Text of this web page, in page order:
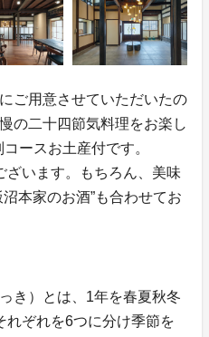
ご用意させていただいたの
の二十四節気料理をお楽し
ースお土産付です。
ざいます。もちろん、美味
本家のお酒”も合わせてお
き）とは、1年を春夏秋冬
れぞれを6つに分け季節を